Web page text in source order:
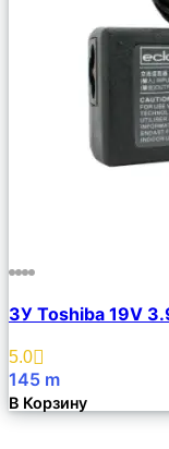
Описание
Избранное
ЗУ Toshiba 19V
5.0
145 m
В Корзину